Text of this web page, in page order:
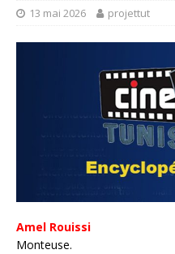
13 mai 2026 projettut
Amel Rouissi
Monteuse.